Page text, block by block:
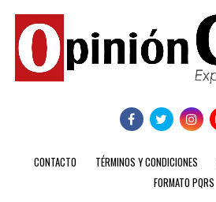
CONTACTO TÉRMINOS Y CONDICIONES
FORMATO PQRS